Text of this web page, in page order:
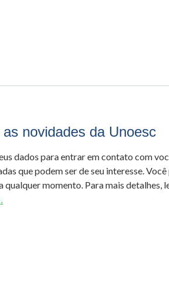
as novidades da Unoesc
dados para entrar em contato com
que podem ser de seu interesse.
qualquer momento. Para mais detalhes,